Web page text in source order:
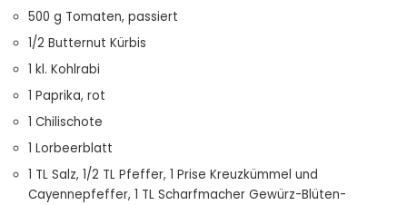
500 g Tomaten, passiert
1/2 Butternut Kürbis
1 kl. Kohlrabi
1 Paprika, rot
1 Chilischote
1 Lorbeerblatt
1 TL Salz, 1/2 TL Pfeffer, 1 Prise Kreuzkümmel und
Cayennepfeffer, 1 TL Scharfmacher Gewürz-Blüten-